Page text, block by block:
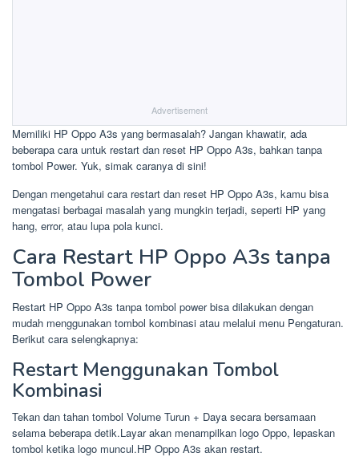
Advertisement
Memiliki HP Oppo A3s yang bermasalah? Jangan khawatir, ada
beberapa cara untuk restart dan reset HP Oppo A3s, bahkan tanpa
tombol Power. Yuk, simak caranya di sini!
Dengan mengetahui cara restart dan reset HP Oppo A3s, kamu bisa
mengatasi berbagai masalah yang mungkin terjadi, seperti HP yang
hang, error, atau lupa pola kunci.
Cara Restart HP Oppo A3s tanpa
Tombol Power
Restart HP Oppo A3s tanpa tombol power bisa dilakukan dengan
mudah menggunakan tombol kombinasi atau melalui menu Pengaturan.
Berikut cara selengkapnya:
Restart Menggunakan Tombol
Kombinasi
Tekan dan tahan tombol Volume Turun + Daya secara bersamaan
selama beberapa detik.Layar akan menampilkan logo Oppo, lepaskan
tombol ketika logo muncul.HP Oppo A3s akan restart.